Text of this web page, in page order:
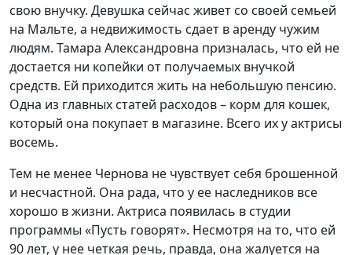
свою внучку. Девушка сейчас живет со своей семьей
на Мальте, а недвижимость сдает в аренду чужим
людям. Тамара Александровна призналась, что ей не
достается ни копейки от получаемых внучкой
средств. Ей приходится жить на небольшую пенсию.
Одна из главных статей расходов – корм для кошек,
который она покупает в магазине. Всего их у актрисы
восемь.
Тем не менее Чернова не чувствует себя брошенной
и несчастной. Она рада, что у ее наследников все
хорошо в жизни. Актриса появилась в студии
программы «Пусть говорят». Несмотря на то, что ей
90 лет, у нее четкая речь, правда, она жалуется на